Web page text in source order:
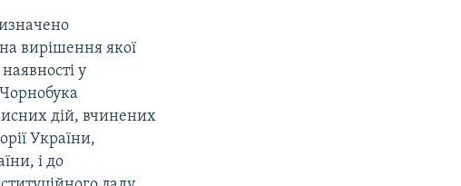
вирішення якої
у
дій, вчинених
України,
і до